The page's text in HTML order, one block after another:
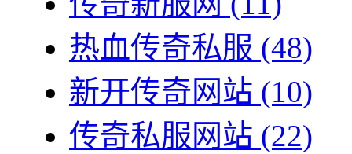
热血传奇私服 (48)
新开传奇网站 (10)
传奇私服网站 (22)